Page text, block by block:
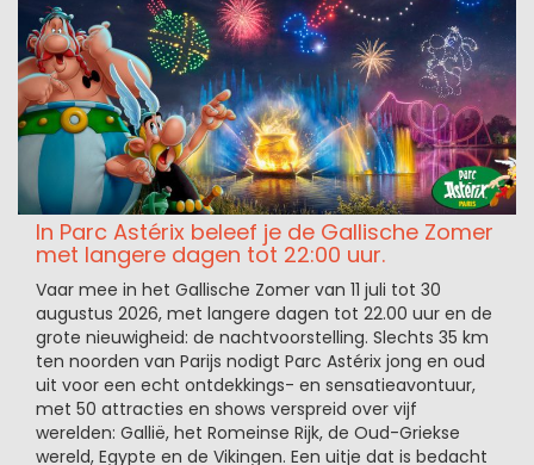
In Parc Astérix beleef je de Gallische Zomer
met langere dagen tot 22:00 uur.
Vaar mee in het Gallische Zomer van 11 juli tot 30
augustus 2026, met langere dagen tot 22.00 uur en de
grote nieuwigheid: de nachtvoorstelling. Slechts 35 km
ten noorden van Parijs nodigt Parc Astérix jong en oud
uit voor een echt ontdekkings- en sensatieavontuur,
met 50 attracties en shows verspreid over vijf
werelden: Gallië, het Romeinse Rijk, de Oud-Griekse
wereld, Egypte en de Vikingen. Een uitje dat is bedacht